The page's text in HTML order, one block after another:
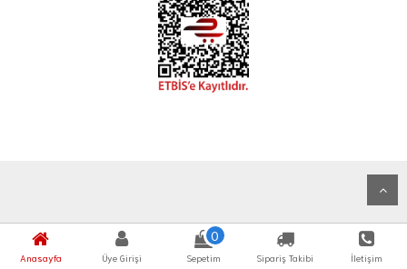
Anasayfa Üye Girişi
0
Sepetim Sipariş Takibi İletişim